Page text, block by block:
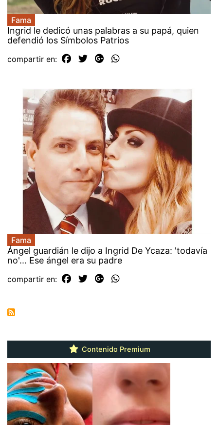
Fama
Ingrid le dedicó unas palabras a su papá, quien
defendió los Símbolos Patrios
compartir en:
Fama
Ángel guardián le dijo a Ingrid De Ycaza: 'todavía
no'... Ese ángel era su padre
compartir en:
Contenido Premium